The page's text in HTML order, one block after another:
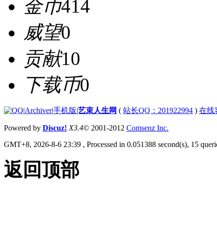
金币414
威望0
贡献10
下载币0
|Archiver|手机版|艺束人生网 ( 站长QQ：201922994 ) 在线
Powered by Discuz! X3.4© 2001-2012 Comsenz Inc.
GMT+8, 2026-8-6 23:39 , Processed in 0.051388 second(s), 15
返回顶部